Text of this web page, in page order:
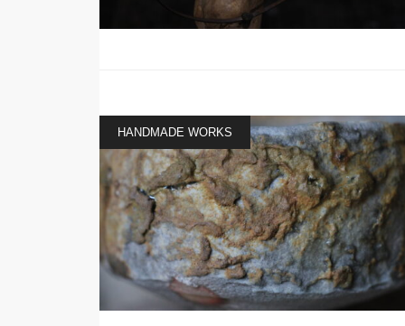
HANDMADE WORKS